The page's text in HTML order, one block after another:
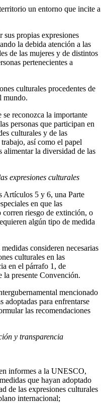
un entorno que incite a
propias expresiones
la debida atención a las
de las mujeres y de distintos
pertenecientes a
culturales procedentes de
mundo.
se reconozca la importante
personas que participan en
culturales y de las
así como el papel
alimentar la diversidad de las
expresiones culturales
Artículos 5 y 6, una Parte
en que las
corren riesgo de extinción, o
algún tipo de medida
consideren necesarias
culturales en las
en el párrafo 1, de
la presente Convención.
mencionado
adoptadas para enfrentarse
las recomendaciones
y transparencia
informes a la UNESCO,
que hayan adoptado
de las expresiones culturales
internacional;